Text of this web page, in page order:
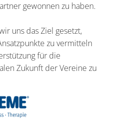
gewonnen zu haben.
uns das Ziel gesetzt,
zu vermitteln
für die
Zukunft der Vereine zu